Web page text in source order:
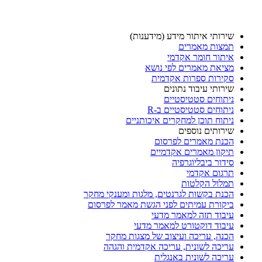
שירותי איתור מידע (מידענות)
תמצות מאמרים
איתור חומר אקדמי
מציאת מאמרים לפי נושא
סקירות ספרות אקדמית
שירותי עיבוד נתונים
ניתוחים סטטיסטיים
ניתוחים סטטיסטיים ב-R
ניתוח תוכן למחקרים איכותניים
שירותים נוספים
הכנת מאמרים לפרסום
תיקון מאמרים אקדמיים
סידור ביבליוגרפיה
תרגום אקדמי
תמלול הקלטות
הכנת בקשות לגרנטים, מלגות ומענקי מחקר
ביקורת עמיתים לפני הגשת מאמר לפרסום
עיבוד תזה למאמר מדעי
עיבוד דוקטורט למאמר מדעי
הכנה, עריכה ועיצוב של מצגות מחקר
עריכה לשונית, עריכה אקדמית והגהה
עריכה לשונית באנגלית